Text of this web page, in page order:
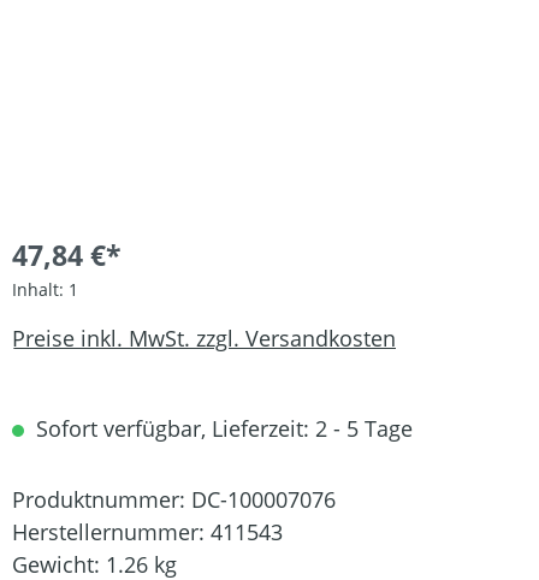
47,84 €*
Inhalt: 1
Preise inkl. MwSt. zzgl. Versandkosten
Sofort verfügbar, Lieferzeit: 2 - 5 Tage
Produktnummer: DC-100007076
Herstellernummer: 411543
Gewicht: 1.26 kg